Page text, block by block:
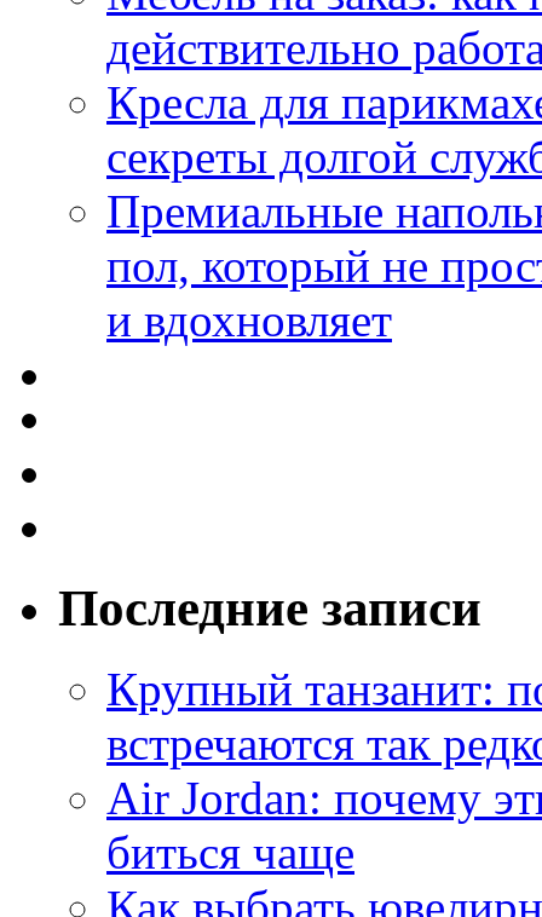
действительно
Кресла для
секреты долгой
Премиальные
пол, который не
и вдохновляет
Последние записи
Крупный танзанит:
встречаются так
Air Jordan: почему
биться чаще